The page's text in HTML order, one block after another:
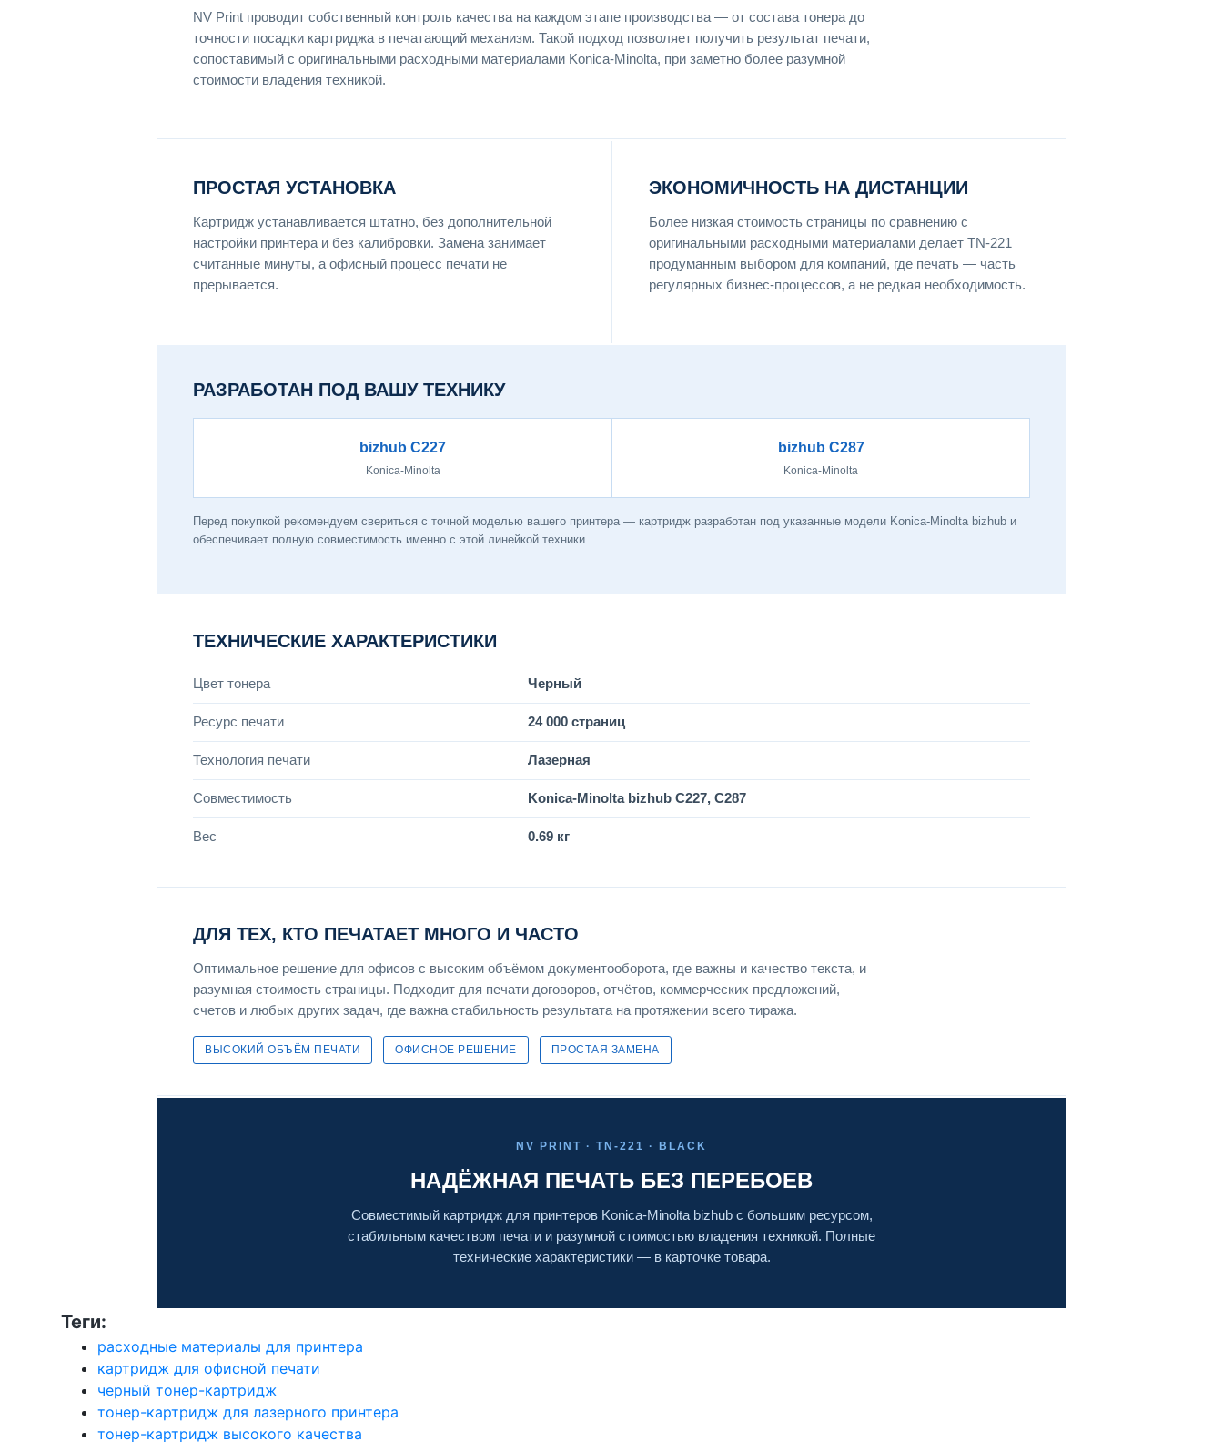
NV Print проводит собственный контроль качества на каждом этапе производства — от состава тонера до
точности посадки картриджа в печатающий механизм. Такой подход позволяет получить результат печати,
сопоставимый с оригинальными расходными материалами Konica-Minolta, при заметно более разумной
стоимости владения техникой.
ПРОСТАЯ УСТАНОВКА
Картридж устанавливается штатно, без дополнительной
настройки принтера и без калибровки. Замена занимает
считанные минуты, а офисный процесс печати не
прерывается.
ЭКОНОМИЧНОСТЬ НА ДИСТАНЦИИ
Более низкая стоимость страницы по сравнению с
оригинальными расходными материалами делает TN-221
продуманным выбором для компаний, где печать — часть
регулярных бизнес-процессов, а не редкая необходимость.
РАЗРАБОТАН ПОД ВАШУ ТЕХНИКУ
bizhub C227
Konica-Minolta
bizhub C287
Konica-Minolta
Перед покупкой рекомендуем свериться с точной моделью вашего принтера — картридж разработан под указанные модели Konica-Minolta bizhub и
обеспечивает полную совместимость именно с этой линейкой техники.
ТЕХНИЧЕСКИЕ ХАРАКТЕРИСТИКИ
Цвет тонера Черный
Ресурс печати 24 000 страниц
Технология печати Лазерная
Совместимость Konica-Minolta bizhub C227, C287
Вес 0.69 кг
ДЛЯ ТЕХ, КТО ПЕЧАТАЕТ МНОГО И ЧАСТО
Оптимальное решение для офисов с высоким объёмом документооборота, где важны и качество текста, и
разумная стоимость страницы. Подходит для печати договоров, отчётов, коммерческих предложений,
счетов и любых других задач, где важна стабильность результата на протяжении всего тиража.
ВЫСОКИЙ ОБЪЁМ ПЕЧАТИ ОФИСНОЕ РЕШЕНИЕ ПРОСТАЯ ЗАМЕНА
NV PRINT · TN-221 · BLACK
НАДЁЖНАЯ ПЕЧАТЬ БЕЗ ПЕРЕБОЕВ
Совместимый картридж для принтеров Konica-Minolta bizhub с большим ресурсом,
стабильным качеством печати и разумной стоимостью владения техникой. Полные
технические характеристики — в карточке товара.
Теги:
расходные материалы для принтера
картридж для офисной печати
черный тонер-картридж
тонер-картридж для лазерного принтера
тонер-картридж высокого качества